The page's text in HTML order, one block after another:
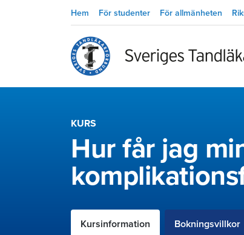
Hem För studenter För allmänheten
KURS
Hur får jag
Kursinformation Bokningsvillkor